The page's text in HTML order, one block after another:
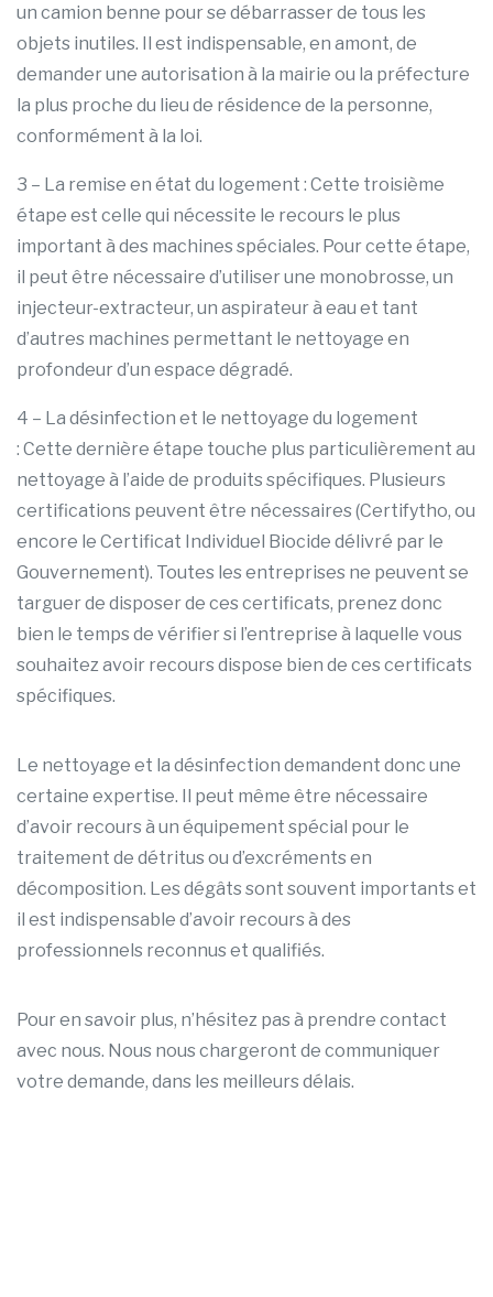
un camion benne pour se débarrasser de tous les
objets inutiles. Il est indispensable, en amont, de
demander une autorisation à la mairie ou la préfecture
la plus proche du lieu de résidence de la personne,
conformément à la loi.
3 – La remise en état du logement : Cette troisième
étape est celle qui nécessite le recours le plus
important à des machines spéciales. Pour cette étape,
il peut être nécessaire d’utiliser une monobrosse, un
injecteur-extracteur, un aspirateur à eau et tant
d’autres machines permettant le nettoyage en
profondeur d’un espace dégradé.
4 – La désinfection et le nettoyage du logement
: Cette dernière étape touche plus particulièrement au
nettoyage à l’aide de produits spécifiques. Plusieurs
certifications peuvent être nécessaires (Certifytho, ou
encore le Certificat Individuel Biocide délivré par le
Gouvernement). Toutes les entreprises ne peuvent se
targuer de disposer de ces certificats, prenez donc
bien le temps de vérifier si l’entreprise à laquelle vous
souhaitez avoir recours dispose bien de ces certificats
spécifiques.
Le nettoyage et la désinfection demandent donc une
certaine expertise. Il peut même être nécessaire
d’avoir recours à un équipement spécial pour le
traitement de détritus ou d’excréments en
décomposition. Les dégâts sont souvent importants et
il est indispensable d’avoir recours à des
professionnels reconnus et qualifiés.
Pour en savoir plus, n’hésitez pas à prendre contact
avec nous. Nous nous chargeront de communiquer
votre demande, dans les meilleurs délais.